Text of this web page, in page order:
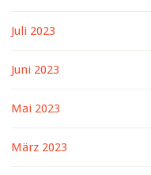
Juli 2023
Juni 2023
Mai 2023
März 2023